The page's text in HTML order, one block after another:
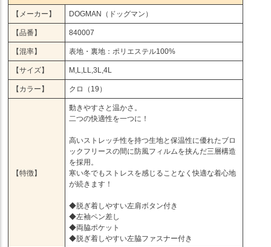
【メーカー】 DOGMAN（ドッグマン）
【品番】 840007
【混率】 表地・裏地：ポリエステル100%
【サイズ】 M,L,LL,3L,4L
【カラー】 クロ（19）
【特徴】
動きやすさと温かさ。
二つの快適性を一つに！
高いストレッチ性を持つ生地と保温性に優れたブロ
ックフリースの間に防風フィルムを挟んだ三層構造
を採用。
寒い冬でもストレスを感じることなく快適な着心地
が続きます！
◆脱ぎ着しやすい左肩ボタン付き
◆左袖ペン差し
◆両脇ポケット
◆脱ぎ着しやすい左脇ファスナー付き